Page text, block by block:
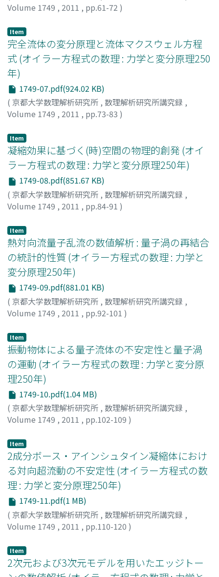
Volume 1749 , 2011 , pp.61-72 )
Item
完全流体の変分原理と流体マクスウェル方程
式 (オイラー方程式の数理 : 力学と変分原理250
年)
1749-07.pdf(924.02 KB)
( 京都大学数理解析研究所 , 数理解析研究所講究録 ,
Volume 1749 , 2011 , pp.73-83 )
Item
凝縮効果に基づく(時)空間の物理的創発 (オイ
ラー方程式の数理 : 力学と変分原理250年)
1749-08.pdf(851.67 KB)
( 京都大学数理解析研究所 , 数理解析研究所講究録 ,
Volume 1749 , 2011 , pp.84-91 )
Item
熱対向流量子乱流の数値解析 : 量子渦の再結合
の統計的性質 (オイラー方程式の数理 : 力学と
変分原理250年)
1749-09.pdf(881.01 KB)
( 京都大学数理解析研究所 , 数理解析研究所講究録 ,
Volume 1749 , 2011 , pp.92-101 )
Item
振動物体による量子流体の不安定性と量子渦
の運動 (オイラー方程式の数理 : 力学と変分原
理250年)
1749-10.pdf(1.04 MB)
( 京都大学数理解析研究所 , 数理解析研究所講究録 ,
Volume 1749 , 2011 , pp.102-109 )
Item
2成分ボース・アインシュタイン凝縮体におけ
る対向超流動の不安定性 (オイラー方程式の数
理 : 力学と変分原理250年)
1749-11.pdf(1 MB)
( 京都大学数理解析研究所 , 数理解析研究所講究録 ,
Volume 1749 , 2011 , pp.110-120 )
Item
2次元および3次元モデルを用いたエッジトー